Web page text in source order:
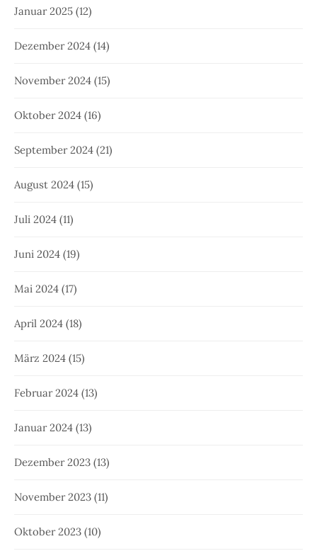
Januar 2025 (12)
Dezember 2024 (14)
November 2024 (15)
Oktober 2024 (16)
September 2024 (21)
August 2024 (15)
Juli 2024 (11)
Juni 2024 (19)
Mai 2024 (17)
April 2024 (18)
März 2024 (15)
Februar 2024 (13)
Januar 2024 (13)
Dezember 2023 (13)
November 2023 (11)
Oktober 2023 (10)